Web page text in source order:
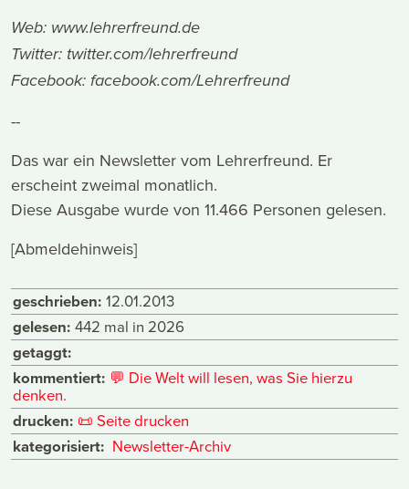
Web: www.lehrerfreund.de
Twitter: twitter.com/lehrerfreund
Facebook: facebook.com/Lehrerfreund
--
Das war ein Newsletter vom Lehrerfreund. Er
erscheint zweimal monatlich.
Diese Ausgabe wurde von 11.466 Personen gelesen.
[Abmeldehinweis]
geschrieben: 12.01.2013
gelesen: 442 mal in 2026
getaggt:
kommentiert: 💬 Die Welt will lesen, was Sie hierzu
denken.
drucken: 📜 Seite drucken
kategorisiert: Newsletter-Archiv